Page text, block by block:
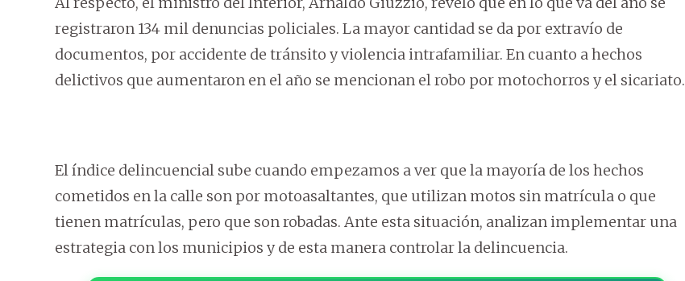
registraron 134 mil denuncias policiales. La mayor cantidad se da por extravío de
documentos, por accidente de tránsito y violencia intrafamiliar. En cuanto a hechos
delictivos que aumentaron en el año se mencionan el robo por motochorros y el sicariato.
El índice delincuencial sube cuando empezamos a ver que la mayoría de los hechos
cometidos en la calle son por motoasaltantes, que utilizan motos sin matrícula o que
tienen matrículas, pero que son robadas. Ante esta situación, analizan implementar una
estrategia con los municipios y de esta manera controlar la delincuencia.